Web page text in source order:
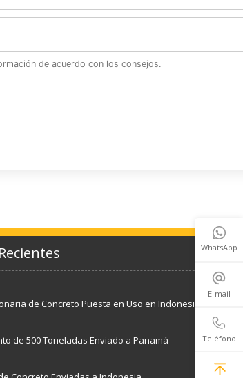
WhatsApp
E-mail
Teléfono
de Concreto Puesta en Uso en Indonesia
de 500 Toneladas Enviado a Panamá